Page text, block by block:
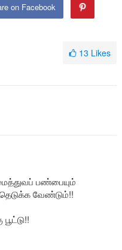
on Facebook
13 Likes
பண்பையும்
வேண்டும்!!